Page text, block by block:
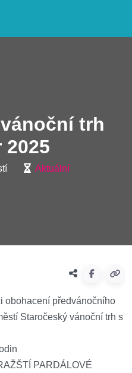
trh
2025
Aktuální
obohacení předvánočního
Staročeský vánoční trh s
PARDÁLOVÉ